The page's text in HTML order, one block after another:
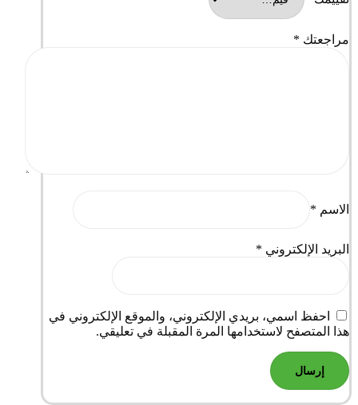
مراجعتك *
الاسم *
البريد الإلكتروني *
احفظ اسمي، بريدي الإلكتروني، والموقع الإلكتروني في
هذا المتصفح لاستخدامها المرة المقبلة في تعليقي.